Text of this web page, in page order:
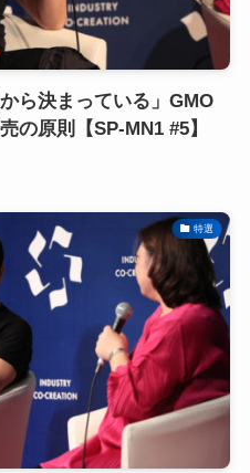
ら決まっている」GMO
の原則【SP-MN1 #5】
特選